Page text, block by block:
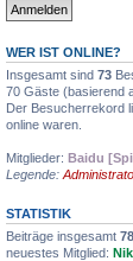
WER IST ONLINE?
Insgesamt sind 73
70 Gäste (basierend
Der Besucherrekord
online waren.
Mitglieder: Baidu
Legende:
STATISTIK
Beiträge insgesamt
neuestes Mitglied: